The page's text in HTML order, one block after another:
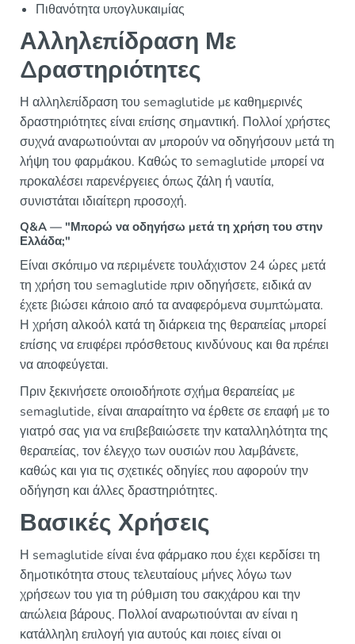
Πιθανότητα υπογλυκαιμίας
Αλληλεπίδραση Με
Δραστηριότητες
Η αλληλεπίδραση του semaglutide με καθημερινές
δραστηριότητες είναι επίσης σημαντική. Πολλοί χρήστες
συχνά αναρωτιούνται αν μπορούν να οδηγήσουν μετά τη
λήψη του φαρμάκου. Καθώς το semaglutide μπορεί να
προκαλέσει παρενέργειες όπως ζάλη ή ναυτία,
συνιστάται ιδιαίτερη προσοχή.
Q&A — "Μπορώ να οδηγήσω μετά τη χρήση του στην
Ελλάδα;"
Είναι σκόπιμο να περιμένετε τουλάχιστον 24 ώρες μετά
τη χρήση του semaglutide πριν οδηγήσετε, ειδικά αν
έχετε βιώσει κάποιο από τα αναφερόμενα συμπτώματα.
Η χρήση αλκοόλ κατά τη διάρκεια της θεραπείας μπορεί
επίσης να επιφέρει πρόσθετους κινδύνους και θα πρέπει
να αποφεύγεται.
Πριν ξεκινήσετε οποιοδήποτε σχήμα θεραπείας με
semaglutide, είναι απαραίτητο να έρθετε σε επαφή με το
γιατρό σας για να επιβεβαιώσετε την καταλληλότητα της
θεραπείας, τον έλεγχο των ουσιών που λαμβάνετε,
καθώς και για τις σχετικές οδηγίες που αφορούν την
οδήγηση και άλλες δραστηριότητες.
Βασικές Χρήσεις
Η semaglutide είναι ένα φάρμακο που έχει κερδίσει τη
δημοτικότητα στους τελευταίους μήνες λόγω των
χρήσεων του για τη ρύθμιση του σακχάρου και την
απώλεια βάρους. Πολλοί αναρωτιούνται αν είναι η
κατάλληλη επιλογή για αυτούς και ποιες είναι οι